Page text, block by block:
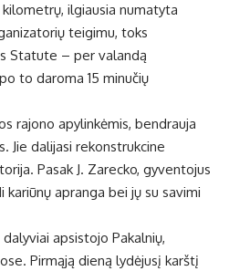
ilgiausia numatyta
teigimu, toks
Statute – per valandą
to daroma 15 minučių
rajono apylinkėmis, bendrauja
Jie dalijasi rekonstrukcine
Pasak J. Zarecko, gyventojus
apranga bei jų su savimi
apsistojo Pakalnių,
Pirmąją dieną lydėjusį karštį